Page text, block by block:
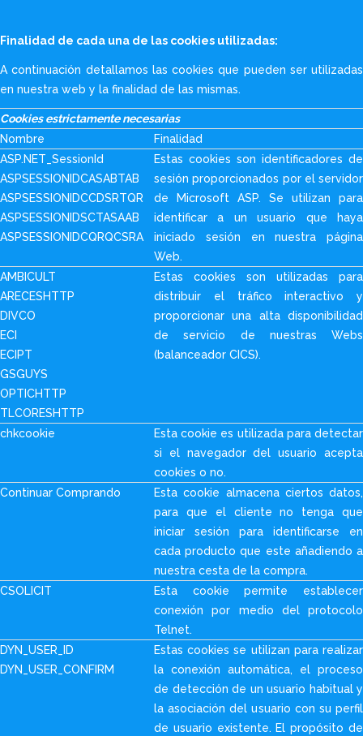
Finalidad de cada una de las cookies utilizadas:
A continuación detallamos las cookies que pueden ser utilizadas
en nuestra web y la finalidad de las mismas.
Cookies estrictamente necesarias
Nombre
Finalidad
ASP.NET_SessionId
ASPSESSIONIDCASABTAB
ASPSESSIONIDCCDSRTQR
ASPSESSIONIDSCTASAAB
ASPSESSIONIDCQRQCSRA
Estas cookies son identificadores de
sesión proporcionados por el servidor
de Microsoft ASP. Se utilizan para
identificar a un usuario que haya
iniciado sesión en nuestra página
Web.
AMBICULT
ARECESHTTP
DIVCO
ECI
ECIPT
GSGUYS
OPTICHTTP
TLCORESHTTP
Estas cookies son utilizadas para
distribuir el tráfico interactivo y
proporcionar una alta disponibilidad
de servicio de nuestras Webs
(balanceador CICS).
chkcookie
Esta cookie es utilizada para detectar
si el navegador del usuario acepta
cookies o no.
Continuar Comprando
Esta cookie almacena ciertos datos,
para que el cliente no tenga que
iniciar sesión para identificarse en
cada producto que este añadiendo a
nuestra cesta de la compra.
CSOLICIT
Esta cookie permite establecer
conexión por medio del protocolo
Telnet.
DYN_USER_ID
DYN_USER_CONFIRM
Estas cookies se utilizan para realizar
la conexión automática, el proceso
de detección de un usuario habitual y
la asociación del usuario con su perfil
de usuario existente. El propósito de